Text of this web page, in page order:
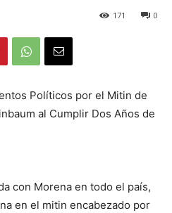
0
171
Políticos por el Mitin de
al Cumplir Dos Años de
con Morena en todo el país,
en el mitin encabezado por